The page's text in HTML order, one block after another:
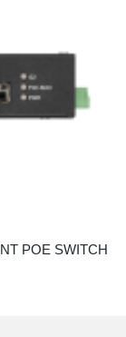
POE SWITCH